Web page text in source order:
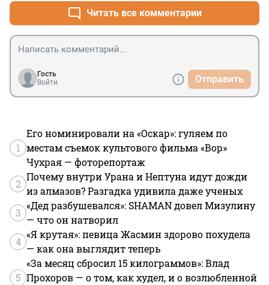
Читать все комментарии
Гость
Войти
Отправить
1
Его номинировали на «Оскар»: гуляем по
местам съемок культового фильма «Вор»
Чухрая — фоторепортаж
2
Почему внутри Урана и Нептуна идут дожди
из алмазов? Разгадка удивила даже ученых
3
«Дед разбушевался»: SHAMAN довел Мизулину
— что он натворил
4
«Я крутая»: певица Жасмин здорово похудела
— как она выглядит теперь
5
«За месяц сбросил 15 килограммов»: Влад
Прохоров — о том, как худел, и о возлюбленной